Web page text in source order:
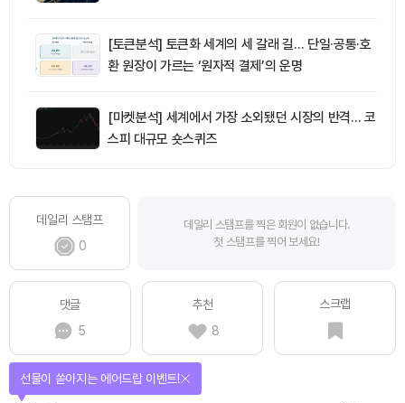
[토큰분석] 토큰화 세계의 세 갈래 길… 단일·공통·호
환 원장이 가르는 ‘원자적 결제’의 운명
[마켓분석] 세계에서 가장 소외됐던 시장의 반격… 코
스피 대규모 숏스퀴즈
데일리 스탬프
0
데일리 스탬프를 찍은 회원이 없습니다.
첫 스탬프를 찍어 보세요!
댓글
5
추천
8
스크랩
선물이 쏟아지는 에어드랍 이벤트!